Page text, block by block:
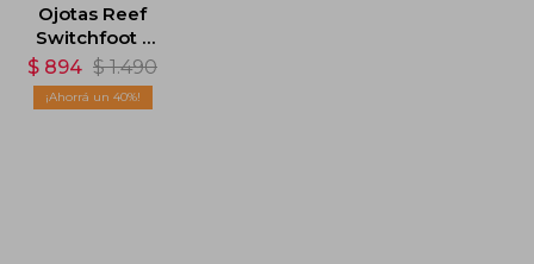
Ojotas Reef
Switchfoot -
Multicolor
$ 894 $ 1.490
40